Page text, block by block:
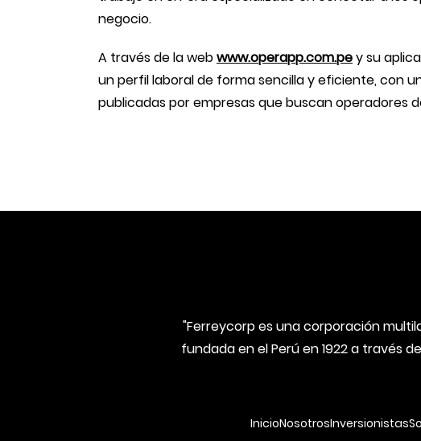
negocio.
A través de la webwww.operapp.com.pey su
un perfil laboral de forma sencilla y eficiente, con
publicadas por empresas que buscan operadores
"Ferreycorp es una corporación
fundada en el Perú en 1922 a través
InicioNosotrosInversionistas